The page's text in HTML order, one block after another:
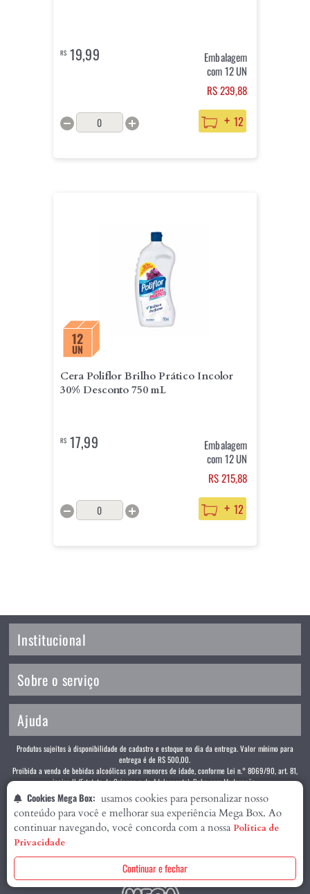
R$19,99
Embalagem
com 12 UN
RS 239,88
+ 12
12
UN
Cera Poliflor Brilho Prático Incolor
30% Desconto 750 mL
R$17,99
Embalagem
com 12 UN
RS 215,88
+ 12
Institucional
Sobre o serviço
Ajuda
Produtos sujeitos à disponibilidade de cadastro e estoque no dia da entrega. Valor mínimo para
entrega é de R$ 500,00.
Proibida a venda de bebidas alcoólicas para menores de idade, conforme Lei n.° 8069/90, art. 81,
inciso II (Estatuto da Criança e do Adolescente). Beba com Moderação.
SUPERDELLI ATACADO E SUPERMERCADO S/A - CNPJ: 35.881.333/0001-51 -
Endereço: AV. BRASIL, 9561 RIO DE JANEIRO - RJ - CEP: 21012351 TELEFONE
Cookies Mega Box: usamos cookies para personalizar nosso
conteúdo para você e melhorar sua experiência Mega Box. Ao
continuar navegando, você concorda com a nossa Política de
Privacidade
Continuar e fechar